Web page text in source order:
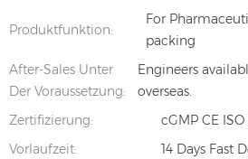
Produktfunktion:
For
packing
After-Sales Unter
Der Voraussetzung:
Engineers
overseas.
Zertifizierung:
cGMP CE
Vorlaufzeit:
14 Days Fast